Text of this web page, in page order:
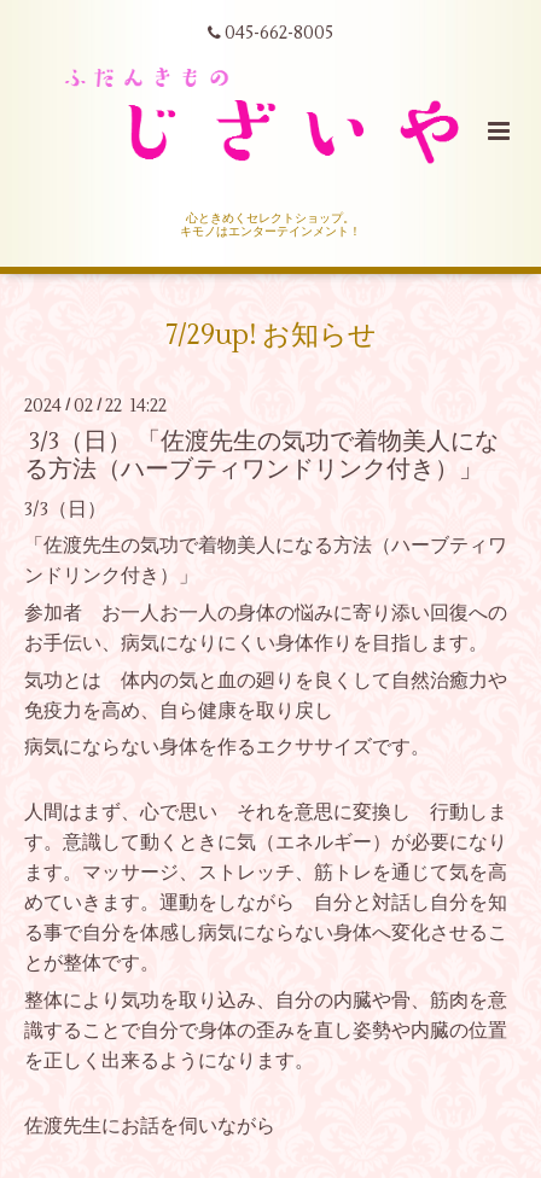
045-662-8005
心ときめくセレクトショップ。
キモノはエンターテインメント！
7/29up! お知らせ
2024 /02 /22 14:22
3/3（日） 「佐渡先生の気功で着物美人にな
る方法（ハーブティワンドリンク付き）」
3/3（日）
「佐渡先生の気功で着物美人になる方法（ハーブティワ
ンドリンク付き）」
参加者 お一人お一人の身体の悩みに寄り添い回復への
お手伝い、 病気になりにくい身体作りを目指します。
気功とは 体内の気と血の廻りを良くして 自然治癒力や
免疫力を高め、自ら健康を取り戻し
病気にならない身体を作るエクササイズです。
人間はまず、心で思い それを意思に変換し 行動しま
す。 意識して動くときに気（エネルギー）が必要になり
ます。 マッサージ、ストレッチ、筋トレを通じて気を高
めていきます。 運動をしながら 自分と対話し自分を知
る事で自分を体感し病気にならない身体へ変化させるこ
とが整体です。
整体により気功を取り込み、自分の内臓や骨、筋肉を意
識することで自分で身体の歪みを直し姿勢や内臓の位置
を正しく出来るようになります。
佐渡先生にお話を伺いながら